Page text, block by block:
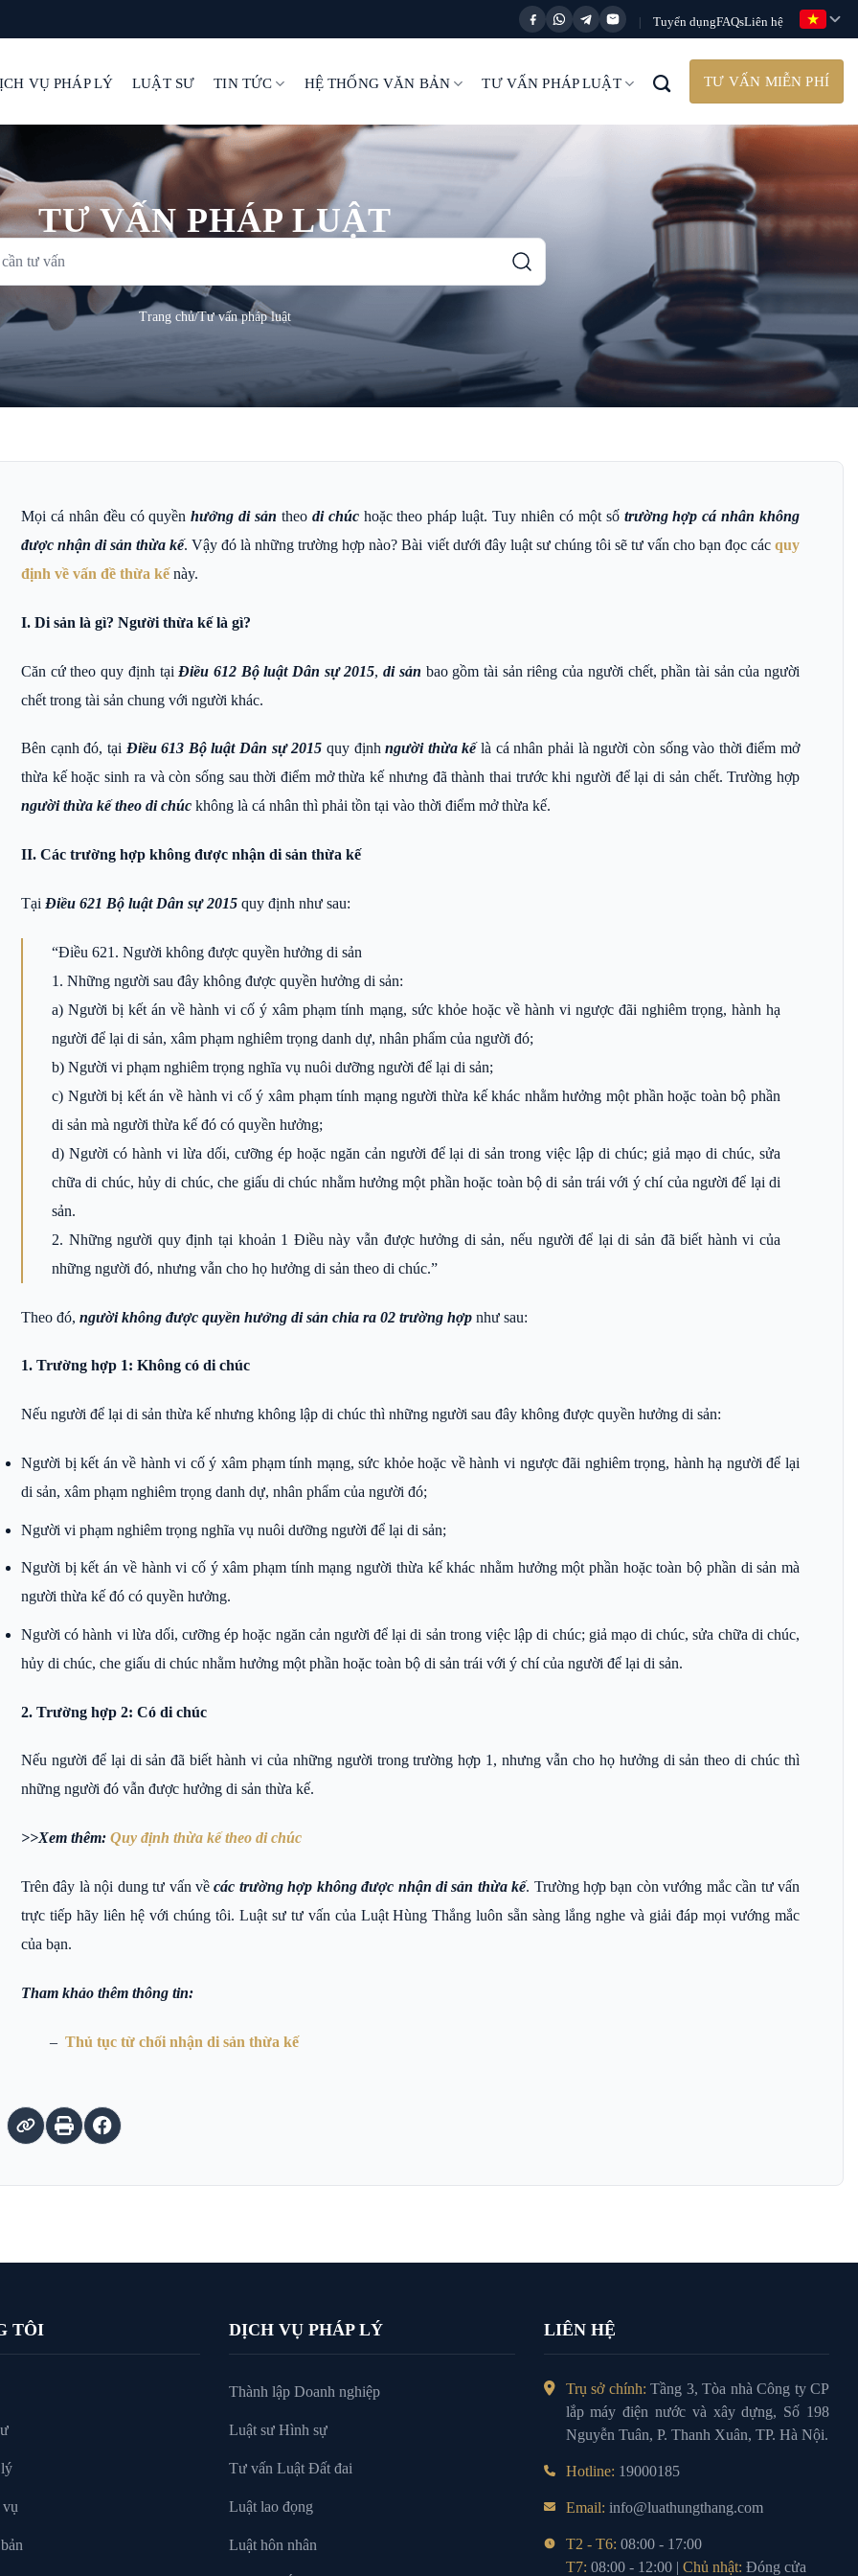
| Tuyển dụngFAQsLiên hệ
VỤ PHÁP LÝ LUẬT SƯ TIN TỨC HỆ THỐNG VĂN BẢN TƯ VẤN PHÁP LUẬT TƯ VẤN MIỄN PHÍ
TƯ VẤN PHÁP LUẬT
Trang chủ/Tư vấn pháp luật
Mọi cá nhân đều có quyềnhưởng di sản theodi chúchoặc theo pháp luật. Tuy nhiên có một số trường hợp cá nhân không
được nhận di sản thừa kế. Vậy đó là những trường hợp nào? Bài viết dưới đây luật sư chúng tôi sẽ tư vấn cho bạn đọc cácquy
định về vấn đề thừa kếnày.
I. Di sản là gì? Người thừa kế là gì?
Căn cứ theo quy định tạiĐiều 612 Bộ luật Dân sự 2015,di sản bao gồm tài sản riêng của người chết, phần tài sản của người
chết trong tài sản chung với người khác.
Bên cạnh đó, tại Điều 613 Bộ luật Dân sự 2015 quy địnhngười thừa kếlà cá nhân phải là người còn sống vào thời điểm mở
thừa kế hoặc sinh ra và còn sống sau thời điểm mở thừa kế nhưng đã thành thai trước khi người để lại di sản chết. Trường hợp
người thừa kế theo di chúc không là cá nhân thì phải tồn tại vào thời điểm mở thừa kế.
II. Các trường hợp không được nhận di sản thừa kế
Tại Điều 621 Bộ luật Dân sự 2015 quy định như sau:
“Điều 621. Người không được quyền hưởng di sản
1. Những người sau đây không được quyền hưởng di sản:
a) Người bị kết án về hành vi cố ý xâm phạm tính mạng, sức khỏe hoặc về hành vi ngược đãi nghiêm trọng, hành hạ
người để lại di sản, xâm phạm nghiêm trọng danh dự, nhân phẩm của người đó;
b) Người vi phạm nghiêm trọng nghĩa vụ nuôi dưỡng người để lại di sản;
c) Người bị kết án về hành vi cố ý xâm phạm tính mạng người thừa kế khác nhằm hưởng một phần hoặc toàn bộ phần
di sản mà người thừa kế đó có quyền hưởng;
d) Người có hành vi lừa dối, cưỡng ép hoặc ngăn cản người để lại di sản trong việc lập di chúc; giả mạo di chúc, sửa
chữa di chúc, hủy di chúc, che giấu di chúc nhằm hưởng một phần hoặc toàn bộ di sản trái với ý chí của người để lại di
sản.
2. Những người quy định tại khoản 1 Điều này vẫn được hưởng di sản, nếu người để lại di sản đã biết hành vi của
những người đó, nhưng vẫn cho họ hưởng di sản theo di chúc.”
Theo đó, người không được quyền hưởng di sản chia ra 02 trường hợp như sau:
1. Trường hợp 1: Không có di chúc
Nếu người để lại di sản thừa kế nhưng không lập di chúc thì những người sau đây không được quyền hưởng di sản:
Người bị kết án về hành vi cố ý xâm phạm tính mạng, sức khỏe hoặc về hành vi ngược đãi nghiêm trọng, hành hạ người để lại
di sản, xâm phạm nghiêm trọng danh dự, nhân phẩm của người đó;
Người vi phạm nghiêm trọng nghĩa vụ nuôi dưỡng người để lại di sản;
Người bị kết án về hành vi cố ý xâm phạm tính mạng người thừa kế khác nhằm hưởng một phần hoặc toàn bộ phần di sản mà
người thừa kế đó có quyền hưởng.
Người có hành vi lừa dối, cưỡng ép hoặc ngăn cản người để lại di sản trong việc lập di chúc; giả mạo di chúc, sửa chữa di chúc,
hủy di chúc, che giấu di chúc nhằm hưởng một phần hoặc toàn bộ di sản trái với ý chí của người để lại di sản.
2. Trường hợp 2: Có di chúc
Nếu người để lại di sản đã biết hành vi của những người trong trường hợp 1, nhưng vẫn cho họ hưởng di sản theo di chúc thì
những người đó vẫn được hưởng di sản thừa kế.
>>Xem thêm: Quy định thừa kế theo di chúc
Trên đây là nội dung tư vấn vềcác trường hợp không được nhận di sản thừa kế. Trường hợp bạn còn vướng mắc cần tư vấn
trực tiếp hãy liên hệ với chúng tôi. Luật sư tư vấn của Luật Hùng Thắng luôn sẵn sàng lắng nghe và giải đáp mọi vướng mắc
của bạn.
Tham khảo thêm thông tin:
– Thủ tục từ chối nhận di sản thừa kế
TÔI DỊCH VỤ PHÁP LÝ
Thành lập Doanh nghiệp
Luật sư Hình sự
Tư vấn Luật Đất đai
Luật lao đọng
Luật hôn nhân
LIÊN HỆ
Trụ sở chính: Tầng 3, Tòa nhà Công ty CP
lắp máy điện nước và xây dựng, Số 198
Nguyễn Tuân, P. Thanh Xuân, TP. Hà Nội.
Hotline: 19000185
Email: info@luathungthang.com
T2 - T6: 08:00 - 17:00
T7: 08:00 - 12:00 | Chủ nhật: Đóng cửa